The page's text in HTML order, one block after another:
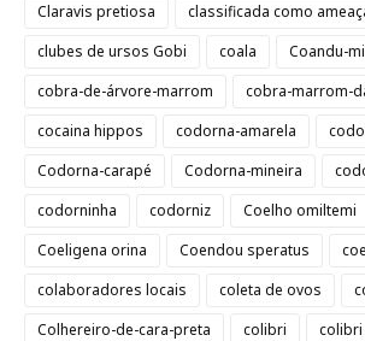
Claravis pretiosa
classificada como
clubes de ursos Gobi
coala Coandu-
cobra-de-árvore-marrom
cobra-marrom-
cocaina hippos
codorna-amarela
Codorna-carapé
Codorna-mineira
codorninha
codorniz
Coelho omiltemi
Coeligena orina
Coendou speratus
colaboradores locais
coleta de ovos
Colhereiro-de-cara-preta
colibri
colibri